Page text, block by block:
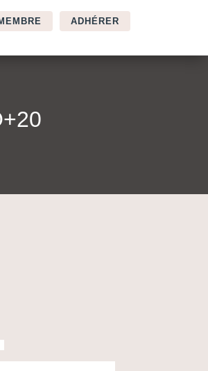
ADHÉRER